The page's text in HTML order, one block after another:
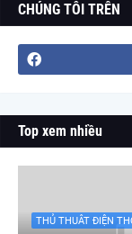
CHÚNG TÔI TRÊN
Top xem nhiều
THỦ THUÂT ĐIỆN